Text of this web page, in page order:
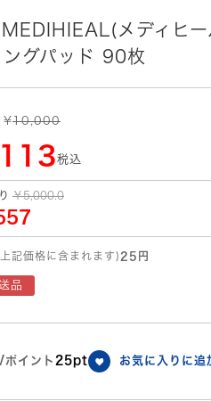
メディヒー
ングパッド 90枚
¥10,000
税込
￥5,000.0
記価格に含まれます) 25円
品
ポイント 25pt お気に入りに追